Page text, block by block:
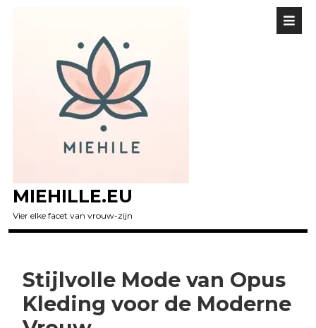
MIEHILLE.EU
Vier elke facet van vrouw-zijn
Stijlvolle Mode van Opus
Kleding voor de Moderne